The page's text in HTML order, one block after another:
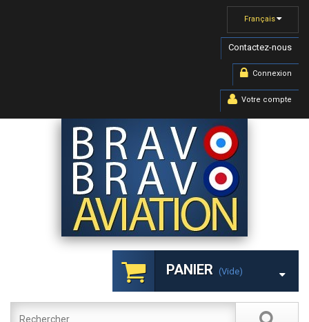
Français
Contactez-nous
Connexion
Votre compte
PANIER (vide)